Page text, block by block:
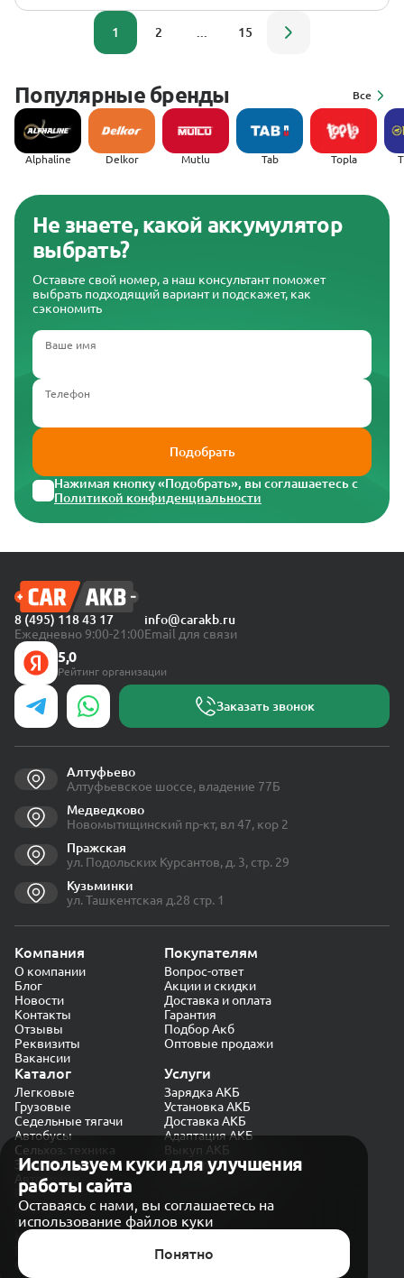
1 2 15
Популярные бренды Все
Alphaline Delkor Mutlu Tab Topla
Не знаете, какой аккумулятор
выбрать?
Оставьте свой номер, а наш консультант поможет
выбрать подходящий вариант и подскажет, как
сэкономить
Ваше имя
Телефон
Подобрать
Нажимая кнопку «Подобрать», вы соглашаетесь с
Политикой конфиденциальности
Используем куки для улучшения
работы сайта
Оставаясь с нами, вы соглашаетесь на
использование файлов куки
Понятно
8 (495) 118 43 17
Ежедневно 9:00-21:00
info@carakb.ru
Email для связи
5,0
Рейтинг организации
Заказать звонок
Алтуфьево
Алтуфьевское шоссе, владение 77Б
Медведково
Новомытищинский пр-кт, вл 47, кор 2
Пражская
ул. Подольских Курсантов, д. 3, стр. 29
Кузьминки
ул. Ташкентская д.28 стр. 1
Компания
О компании
Блог
Новости
Контакты
Отзывы
Реквизиты
Вакансии
Покупателям
Вопрос-ответ
Акции и скидки
Доставка и оплата
Гарантия
Подбор Акб
Оптовые продажи
Каталог
Легковые
Грузовые
Седельные тягачи
Автобусы
Сельхоз. техника
Экскаваторы
Автокраны
Услуги
Зарядка АКБ
Установка АКБ
Доставка АКБ
Адаптация АКБ
Выкуп АКБ
Проверка генератора
Политика конфиденциальности
Обработка персональных данных
Согласие на обработку в «Яндекс.Метрика»
Карта сайта
© CARAKB 2026. Все права защищены